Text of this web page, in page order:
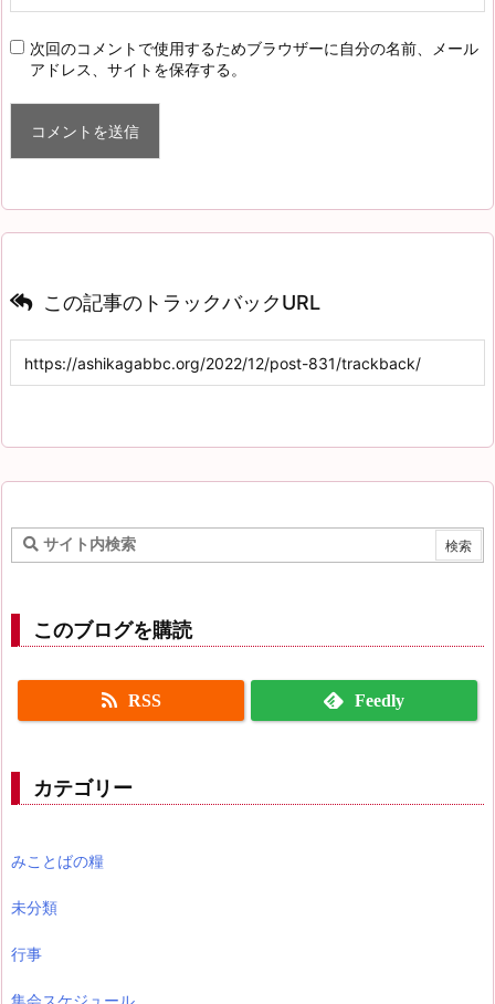
次回のコメントで使用するためブラウザーに自分の名前、メール
アドレス、サイトを保存する。
この記事のトラックバックURL
このブログを購読
RSS Feedly
カテゴリー
みことばの糧
未分類
行事
集会スケジュール